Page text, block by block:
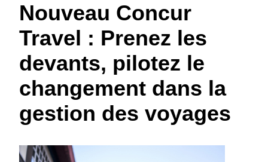
United States (English)
Canada (English)
Canada (Français)
México (Español)
EUROPE
United Kingdom (English)
France (Français)
Deutschland (Deutsch)
Italia (Italiano)
ASIA PACIFIC
Australia (English)
Nouveau Concur
Travel : Prenez les
devants, pilotez le
changement dans la
gestion des voyages